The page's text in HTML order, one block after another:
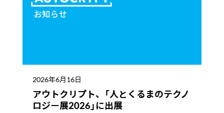
2026年6月16日
アウトクリプト、「人とくるまのテクノ
ロジー展2026」に出展